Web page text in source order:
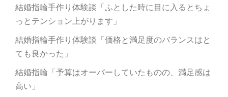
結婚指輪手作り体験談「ふとした時に目に入るとちょ
っとテンション上がります」
結婚指輪手作り体験談「価格と満足度のバランスはと
ても良かった」
結婚指輪「予算はオーバーしていたものの、満足感は
高い」